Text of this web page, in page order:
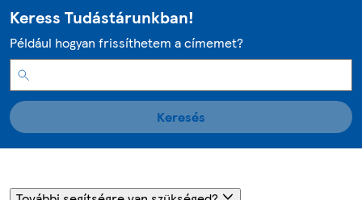
Keress Tudástárunkban!
Például hogyan frissíthetem a címemet?
Keresés